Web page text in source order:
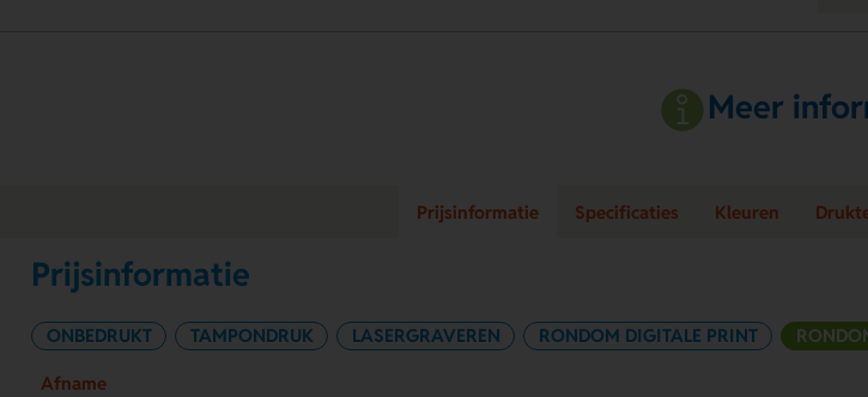
Meer
Prijsinformatie Specificaties Kleuren
Prijsinformatie
ONBEDRUKT TAMPONDRUK LASERGRAVEREN RONDOM DIGITALE PRINT
Afname